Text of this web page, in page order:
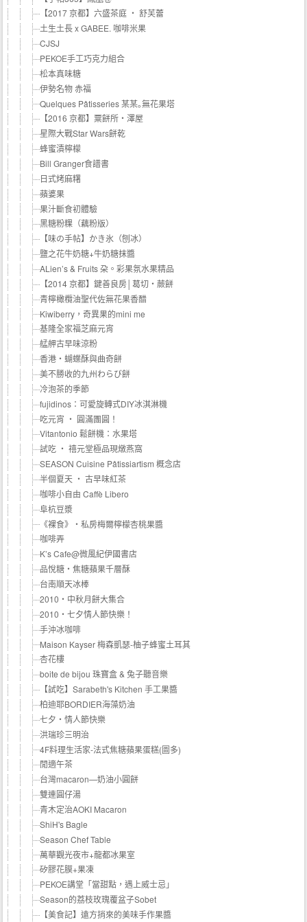
【2017 京都】六盛茶庭 ‧ 舒芙蕾
土生土長 x GABEE. 咖啡米果
CJSJ
PEKOE手工巧克力組合
松本真味糖
伊勢名物 赤福
Quelques Pâtisseries 某某｡無花果塔
【2016 京都】粟餅所・澤屋
星際大戰Star Wars餅乾
蜂蜜漬檸檬
Bill Granger食譜書
日式烤麻糬
蘋婆果
果汁斷食初體驗
黑糖粉粿（藕粉版）
【味の手帖】かき氷（刨冰）
鹽之花牛奶糖+牛奶糖抹醬
ALien’s & Fruits 朶。彩果氛水果精品
【2014 京都】鍵善良房│葛切‧蕨餅
青檸橄欖油聖代佐無花果香醋
Kiwiberry，奇異果的mini me
基隆全家福芝麻元宵
艋舺古早味涼粉
香港‧蝴蝶酥與曲奇餅
美不勝收的九州わらび餅
冷泡茶的季節
fujidinos：可愛旋轉式DIY冰淇淋機
吃元宵 ‧ 圓滿團圓！
Vitantonio 鬆餅機：水果塔
試吃 ‧ 禧元堂極品現燉燕窩
SEASON Cuisine Pâtissiartism 概念店
半個夏天 ‧ 古早味紅茶
咖啡小自由 Caffè Libero
阜杭豆漿
《裸食》‧私房梅爾檸檬杏桃果醬
咖啡弄
K’s Cafe@微風紀伊國書店
品悅糖‧焦糖蘋果千層酥
台南順天冰棒
2010‧中秋月餅大集合
2010‧七夕情人節快樂！
手沖冰咖啡
Maison Kayser 梅森凱瑟-柚子蜂蜜土耳其
杏花樓
boite de bijou 珠寶盒 & 兔子聽音樂
【試吃】Sarabeth's Kitchen 手工果醬
柏迪耶BORDIER海藻奶油
七夕‧情人節快樂
洪瑞珍三明治
4F料理生活家-法式焦糖蘋果蛋糕(圖多)
閒適午茶
台灣macaron—奶油小圓餅
雙連圓仔湯
青木定治AOKI Macaron
ShiH's Bagle
Season Chef Table
萬華觀光夜市+龍都冰果室
矽膠花膜+果凍
PEKOE講堂「當甜點，遇上威士忌」
Season的荔枝玫瑰覆盆子Sobet
【美食記】遠方捎來的美味手作果醬